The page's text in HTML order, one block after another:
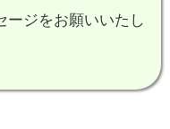
ージをお願いいたし